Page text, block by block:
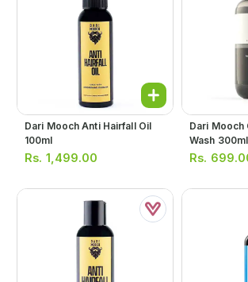
Dari Mooch Anti Hairfall Oil
100ml
Rs. 1,499.00
Dari Mooch
Wash 300ml
Rs.